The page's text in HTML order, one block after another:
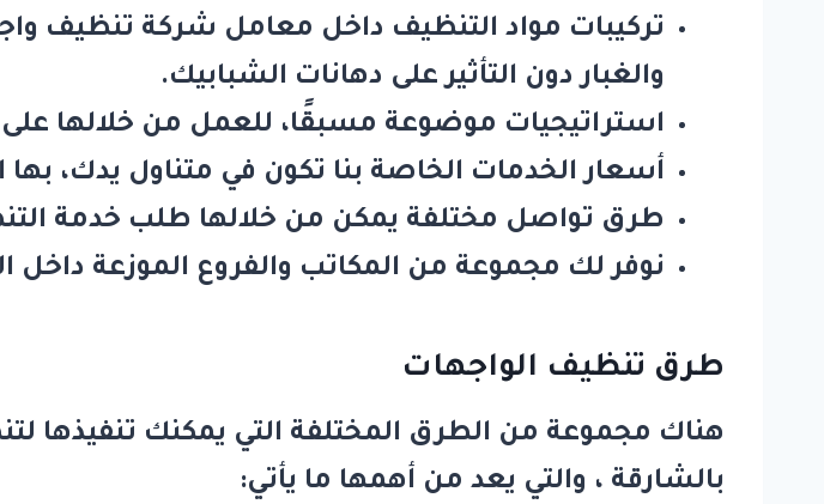
تركيبات مواد التنظيف داخل معامل شركة تنظيف
والغبار دون التأثير على دهانات الشبابيك.
استراتيجيات موضوعة مسبقًا، للعمل من خلالها
أسعار الخدمات الخاصة بنا تكون في متناول يدك،
طرق تواصل مختلفة يمكن من خلالها طلب خدمة
نوفر لك مجموعة من المكاتب والفروع الموزعة
طرق تنظيف الواجهات
هناك مجموعة من الطرق المختلفة التي يمكنك تنفيذها
بالشارقة ، والتي يعد من أهمها ما يأتي: